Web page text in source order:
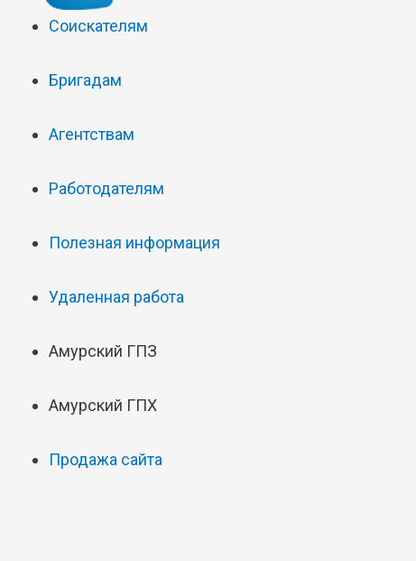
Соискателям
Бригадам
Агентствам
Работодателям
Полезная информация
Удаленная работа
Амурский ГПЗ
Амурский ГПХ
Продажа сайта